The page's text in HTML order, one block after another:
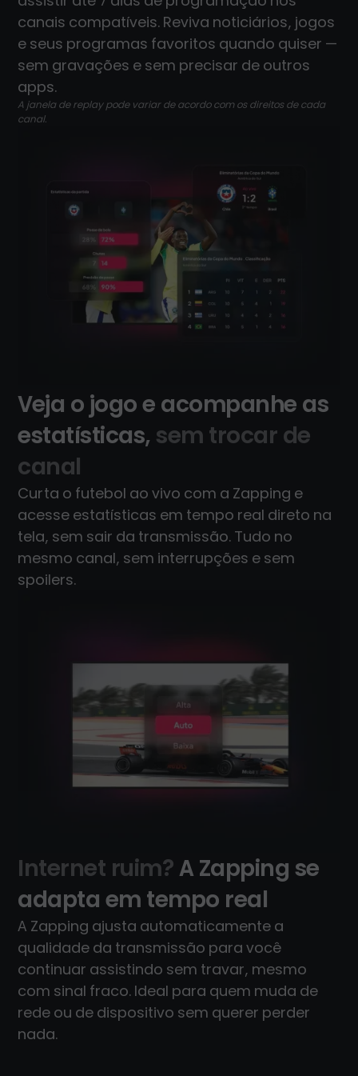
canais compatíveis. Reviva noticiários, jogos
e seus programas favoritos quando quiser —
sem gravações e sem precisar de outros
apps.
A janela de replay pode variar de acordo com os direitos de cada
canal.
Veja o jogo e acompanhe as
estatísticas, sem trocar de
canal
Curta o futebol ao vivo com a Zapping e
acesse estatísticas em tempo real direto na
tela, sem sair da transmissão. Tudo no
mesmo canal, sem interrupções e sem
spoilers.
Internet ruim?A Zapping se
adapta em tempo real
A Zapping ajusta automaticamente a
qualidade da transmissão para você
continuar assistindo sem travar, mesmo
com sinal fraco. Ideal para quem muda de
rede ou de dispositivo sem querer perder
nada.